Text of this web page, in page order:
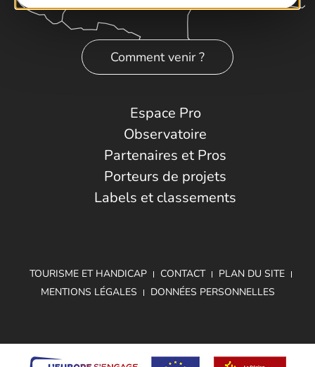
Comment venir ?
Espace Pro
Observatoire
Partenaires et Pros
Porteurs de projets
Labels et classements
TOURISME ET HANDICAP CONTACT
PLAN DU SITE
MENTIONS LÉGALES
DONNÉES PERSONNELLES